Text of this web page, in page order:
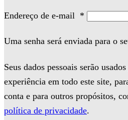
Endereço de e-mail *
Uma senha será enviada para o
Seus dados pessoais serão
experiência em todo este site,
conta e para outros propósitos,
política de privacidade.